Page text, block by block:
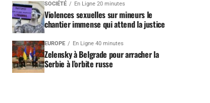
SOCIÉTÉ En Ligne 20 minutes
Violences sexuelles sur mineurs le
chantier immense qui attend la justice
EUROPE En Ligne 40 minutes
Zelensky à Belgrade pour arracher la
Serbie à l’orbite russe